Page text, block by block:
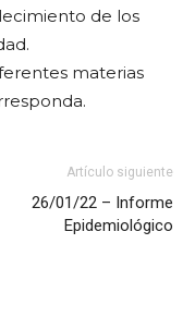
de los
materias
Artículo siguiente
26/01/22 – Informe
Epidemiológico